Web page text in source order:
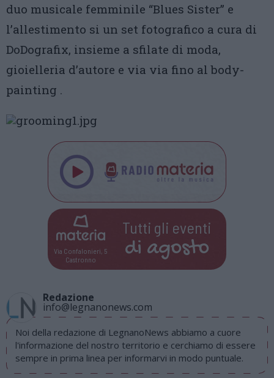
duo musicale femminile “Blues Sister” e
l’allestimento si un set fotografico a cura di
DoDografix, insieme a sfilate di moda,
gioielleria d’autore e via via fino al body-
painting .
Via Confalonieri, 5
Castronno
Tutti gli eventi
di agosto
Redazione
info@legnanonews.com
Noi della redazione di LegnanoNews abbiamo a cuore
l'informazione del nostro territorio e cerchiamo di essere
sempre in prima linea per informarvi in modo puntuale.